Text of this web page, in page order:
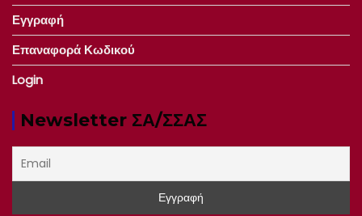
Εγγραφή
Επαναφορά Κωδικού
Login
Newsletter ΣΑ/ΣΣΑΣ